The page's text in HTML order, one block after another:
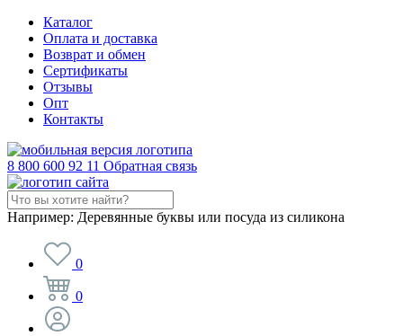
Каталог
Оплата и доставка
Возврат и обмен
Сертификаты
Отзывы
Опт
Контакты
8 800 600 92 11 Обратная связь
Например: Деревянные буквы или посуда из силикона
0
0